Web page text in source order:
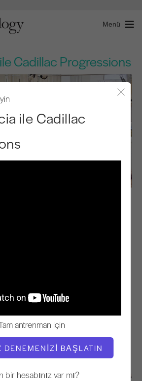
Menü
Cadillac Progressions
ile Cadillac
antrenman için
DENEMENIZI BAŞLATIN
bir hesabınız var mı?
Diğer Egzersizler